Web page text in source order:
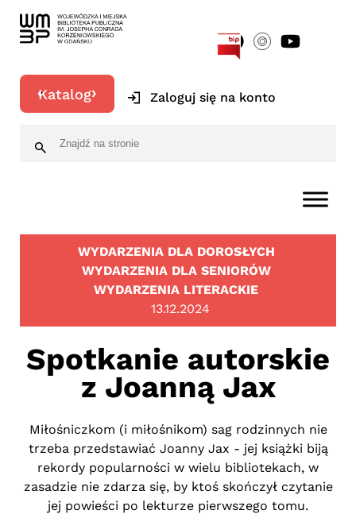
Katalog Zaloguj się na konto
WYDARZENIA DLA DOROSŁYCH
WYDARZENIA DLA SENIORÓW
WYDARZENIA LITERACKIE
13.12.2024
Spotkanie autorskie
z Joanną Jax
Miłośniczkom (i miłośnikom) sag rodzinnych nie
trzeba przedstawiać Joanny Jax - jej książki biją
rekordy popularności w wielu bibliotekach, w
zasadzie nie zdarza się, by ktoś skończył czytanie
jej powieści po lekturze pierwszego tomu.